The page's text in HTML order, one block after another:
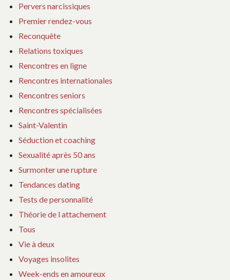
Pervers narcissiques
Premier rendez-vous
Reconquête
Relations toxiques
Rencontres en ligne
Rencontres internationales
Rencontres seniors
Rencontres spécialisées
Saint-Valentin
Séduction et coaching
Sexualité après 50 ans
Surmonter une rupture
Tendances dating
Tests de personnalité
Théorie de l attachement
Tous
Vie à deux
Voyages insolites
Week-ends en amoureux